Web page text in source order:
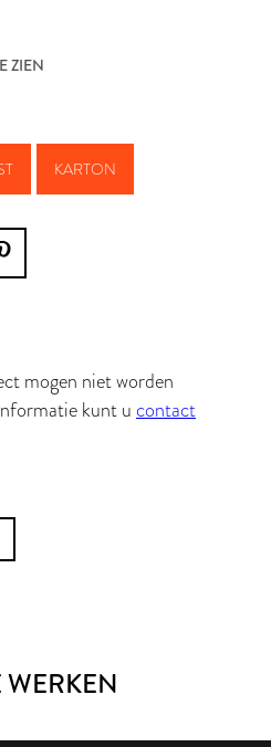
ZIEN
KARTON
mogen niet worden
kunt u contact
WERKEN